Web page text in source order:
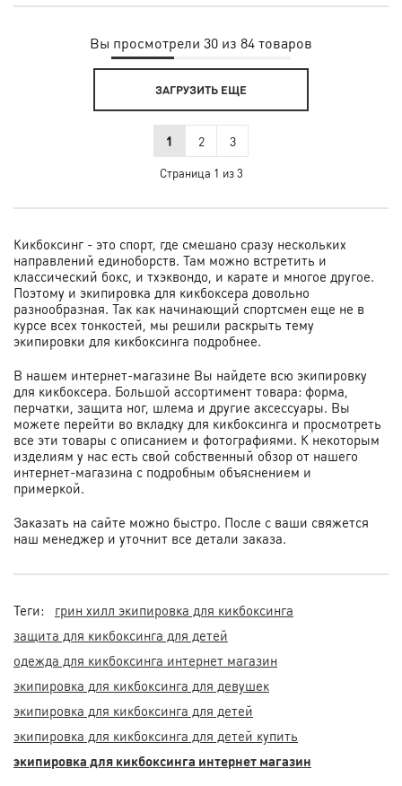
Вы просмотрели 30 из 84 товаров
ЗАГРУЗИТЬ ЕЩЕ
1 2 3
Страница 1 из 3
Кикбоксинг - это спорт, где смешано сразу нескольких
направлений единоборств. Там можно встретить и
классический бокс, и тхэквондо, и карате и многое другое.
Поэтому и экипировка для кикбоксера довольно
разнообразная. Так как начинающий спортсмен еще не в
курсе всех тонкостей, мы решили раскрыть тему
экипировки для кикбоксинга подробнее.
В нашем интернет-магазине Вы найдете всю экипировку
для кикбоксера. Большой ассортимент товара: форма,
перчатки, защита ног, шлема и другие аксессуары. Вы
можете перейти во вкладку для кикбоксинга и просмотреть
все эти товары с описанием и фотографиями. К некоторым
изделиям у нас есть свой собственный обзор от нашего
интернет-магазина с подробным объяснением и
примеркой.
Заказать на сайте можно быстро. После с ваши свяжется
наш менеджер и уточнит все детали заказа.
Теги:
грин хилл экипировка для кикбоксинга
защита для кикбоксинга для детей
одежда для кикбоксинга интернет магазин
экипировка для кикбоксинга для девушек
экипировка для кикбоксинга для детей
экипировка для кикбоксинга для детей купить
экипировка для кикбоксинга интернет магазин